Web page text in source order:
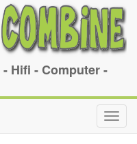
Hifi - Computer -